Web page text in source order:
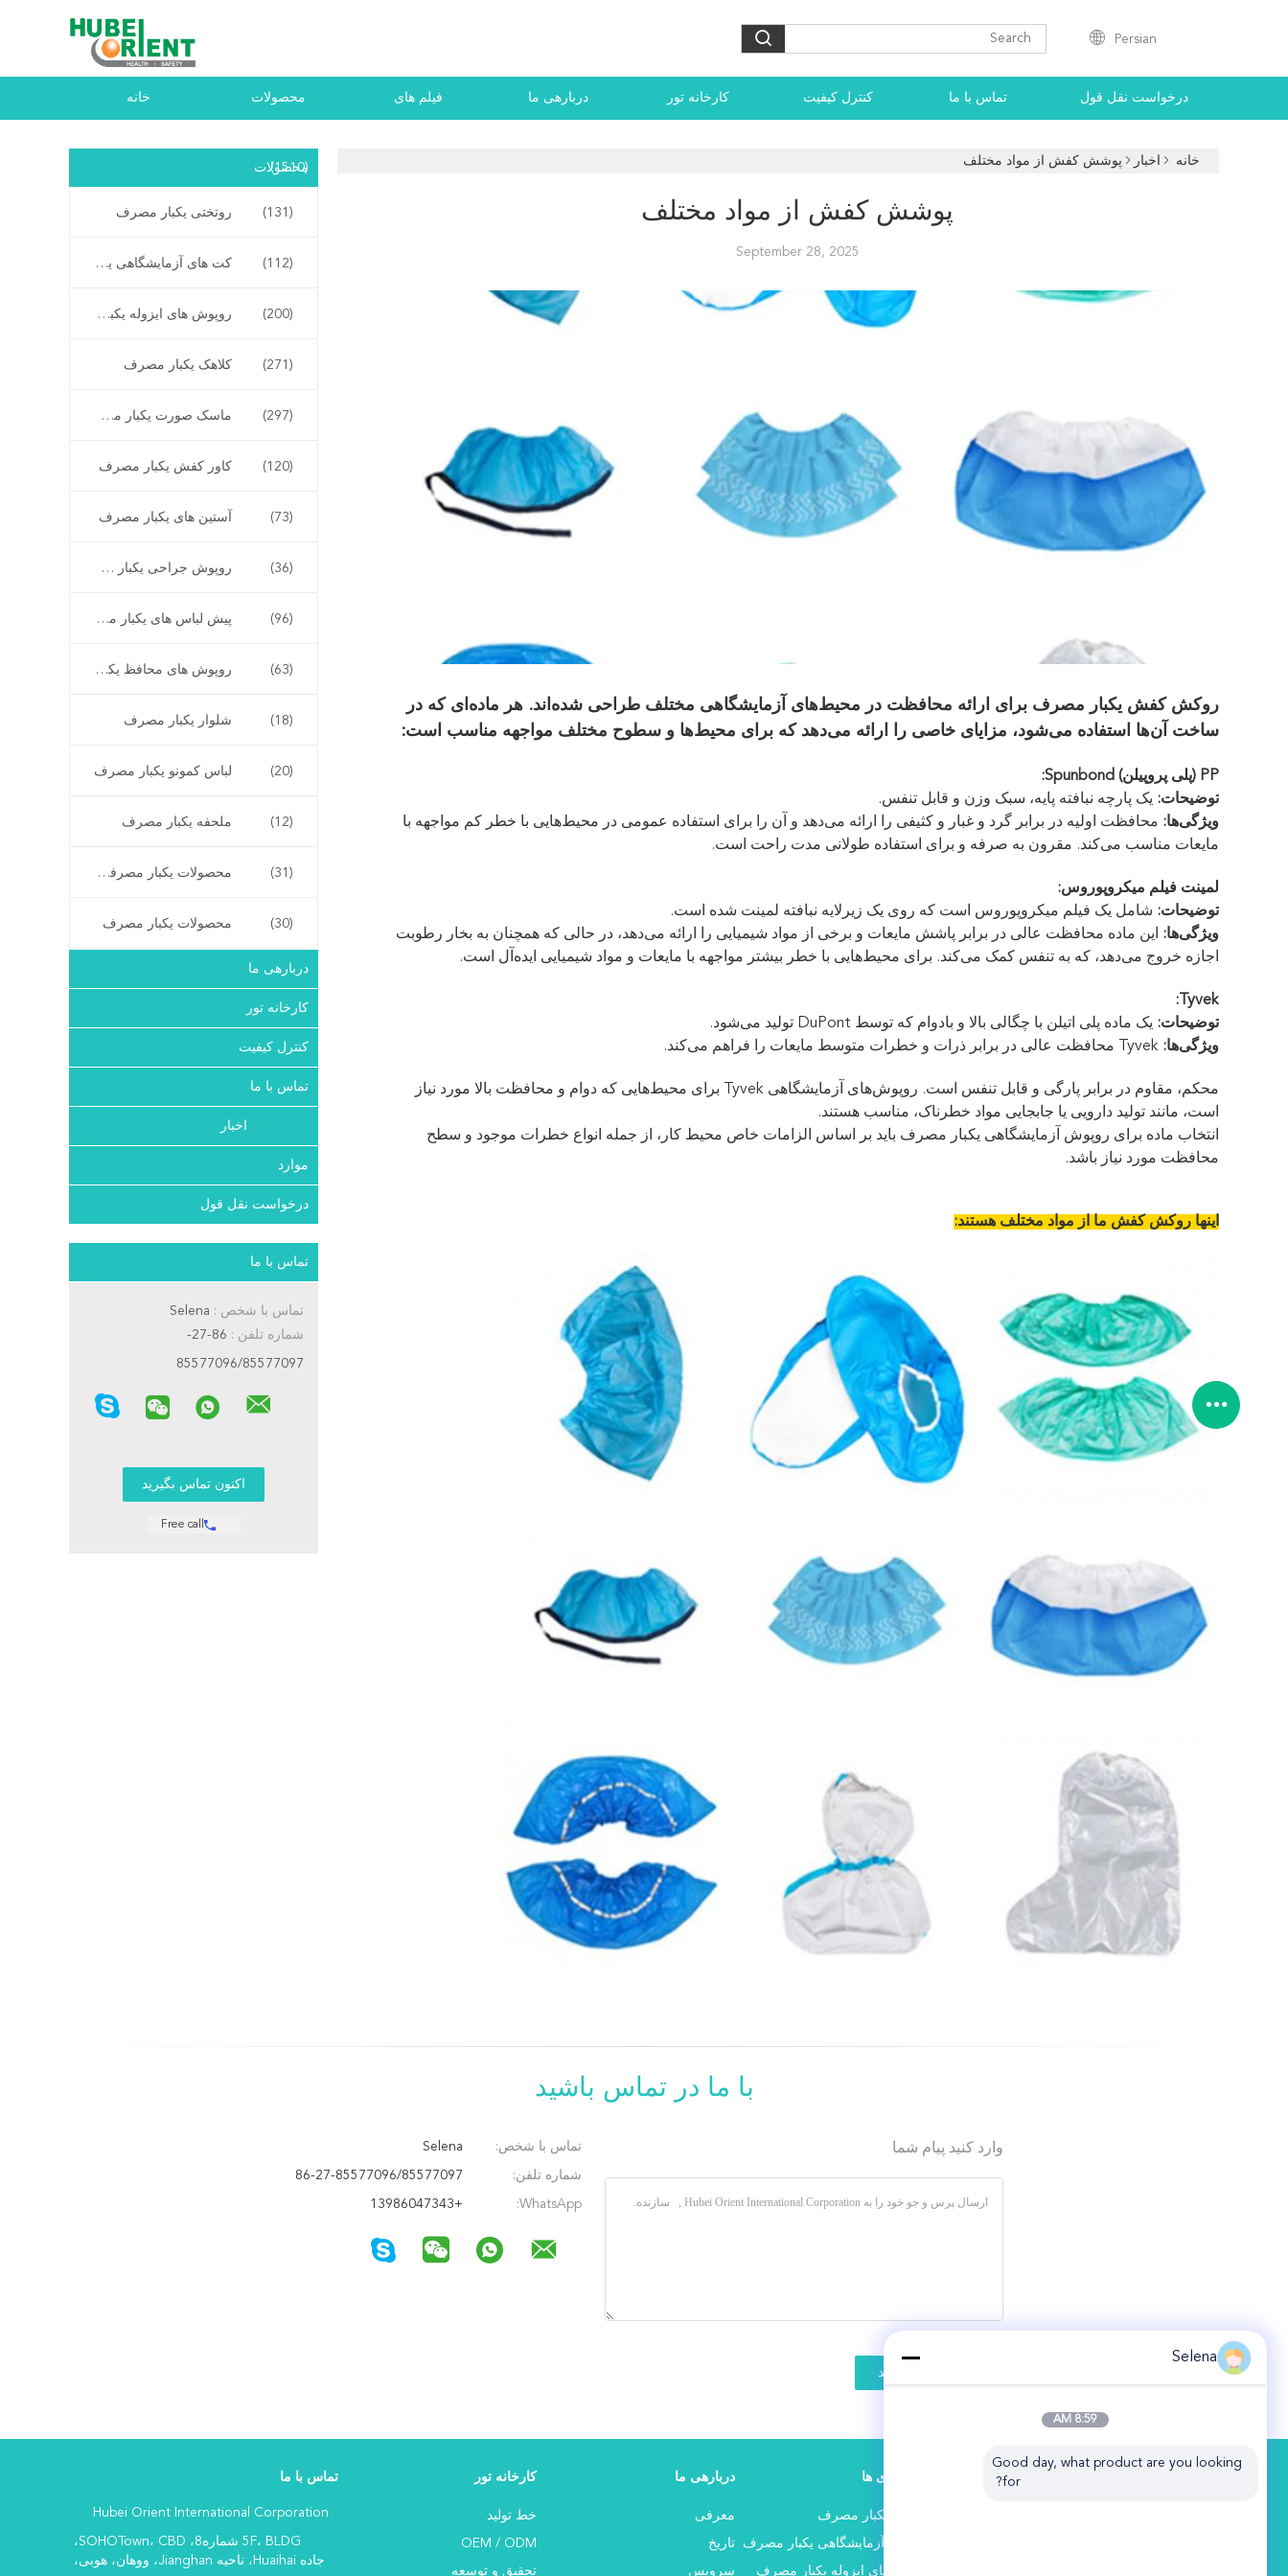
Persian
خانه محصولات فیلم های دربارهی ما کارخانه تور کنترل کیفیت تماس با ما درخواست نقل قول
محصولات(1510)
روتختی یکبار مصرف (131)
کت های آزمایشگاهی یکبار مصرف (112)
روپوش های ایزوله یکبار مصرف (200)
کلاهک یکبار مصرف (271)
ماسک صورت یکبار مصرف (297)
کاور کفش یکبار مصرف (120)
آستین های یکبار مصرف (73)
روپوش جراحی یکبار مصرف (36)
پیش لباس های یکبار مصرف (96)
روپوش های محافظ یکبار مصرف (63)
شلوار یکبار مصرف (18)
لباس کمونو یکبار مصرف (20)
ملحفه یکبار مصرف (12)
محصولات یکبار مصرفی بیمارستان (31)
محصولات یکبار مصرف (30)
دربارهی ما
کارخانه تور
کنترل کیفیت
تماس با ما
اخبار
موارد
درخواست نقل قول
تماس با ما
تماس با شخص :
شماره تلفن :
86-27-
85577096/85577097
Free call
خانه اخبار پوشش کفش از مواد مختلف
پوشش کفش از مواد مختلف
September 28, 2025
روکش کفش یکبار مصرف برای ارائه محافظت در محیط‌های آزمایشگاهی مختلف طراحی شده‌اند. هر ماده‌ای که در
ساخت آن‌ها استفاده می‌شود، مزایای خاصی را ارائه می‌دهد که برای محیط‌ها و سطوح مختلف مواجهه مناسب است:
PP (پلی پروپیلن) Spunbond:
توضیحات: یک پارچه نبافته پایه، سبک وزن و قابل تنفس.
ویژگی‌ها: محافظت اولیه در برابر گرد و غبار و کثیفی را ارائه می‌دهد و آن را برای استفاده عمومی در محیط‌هایی با خطر کم مواجهه با
مایعات مناسب می‌کند. مقرون به صرفه و برای استفاده طولانی مدت راحت است.
لمینت فیلم میکروپوروس:
توضیحات: شامل یک فیلم میکروپوروس است که روی یک زیرلایه نبافته لمینت شده است.
ویژگی‌ها:
این ماده محافظت عالی در برابر پاشش مایعات و برخی از مواد شیمیایی را ارائه می‌دهد، در حالی که همچنان به بخار رطوبت
اجازه خروج می‌دهد، که به تنفس کمک می‌کند. برای محیط‌هایی با خطر بیشتر مواجهه با مایعات و مواد شیمیایی ایده‌آل است.
Tyvek:
توضیحات: یک ماده پلی اتیلن با چگالی بالا و بادوام که توسط DuPont تولید می‌شود.
ویژگی‌ها:
محکم، مقاوم در برابر پارگی و قابل تنفس است. روپوش‌های آزمایشگاهی Tyvek برای محیط‌هایی که دوام و محافظت بالا مورد نیاز
است، مانند تولید دارویی یا جابجایی مواد خطرناک، مناسب هستند.
انتخاب ماده برای روپوش آزمایشگاهی یکبار مصرف باید بر اساس الزامات خاص محیط کار، از جمله انواع خطرات موجود و سطح
محافظت مورد نیاز باشد.
اینها روکش کفش ما از مواد مختلف هستند:
با ما در تماس باشید
تماس با شخص:
شماره تلفن:
WhatsApp:
+13986047343
وارد کنید پیام شما
دسته بندی ها
روتختی یکبار مصرف
کت های آزمایشگاهی یکبار مصرف
روپوش های ایزوله یکبار مصرف
دربارهی ما
معرفی
تاریخ
سرویس
کارخانه تور
خط تولید
OEM / ODM
تحقیق و توسعه
تماس با ما
Hubei Orient International Corporation
5F، BLDG شماره8، SOHOTown، CBD،
جاده Huaihai، ناحیه Jianghan، ووهان، هوبی،
Selena
8:59 AM
Good day, what product are you looking
for?